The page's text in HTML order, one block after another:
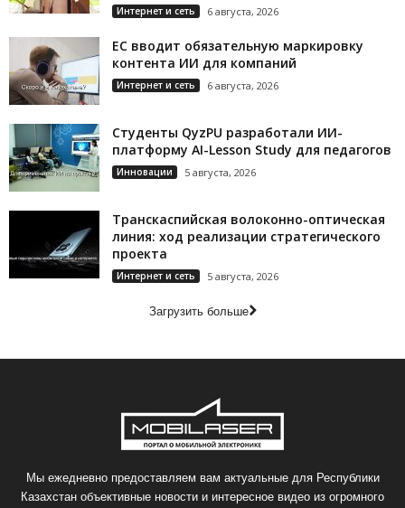
Интернет и сеть 6 августа, 2026
ЕС вводит обязательную маркировку
контента ИИ для компаний
Интернет и сеть 6 августа, 2026
Студенты QyzPU разработали ИИ-
платформу AI-Lesson Study для педагогов
Инновации 5 августа, 2026
Транскаспийская волоконно-оптическая
линия: ход реализации стратегического
проекта
Интернет и сеть 5 августа, 2026
Загрузить больше
Мы ежедневно предоставляем вам актуальные для Республики
Казахстан объективные новости и интересное видео из огромного